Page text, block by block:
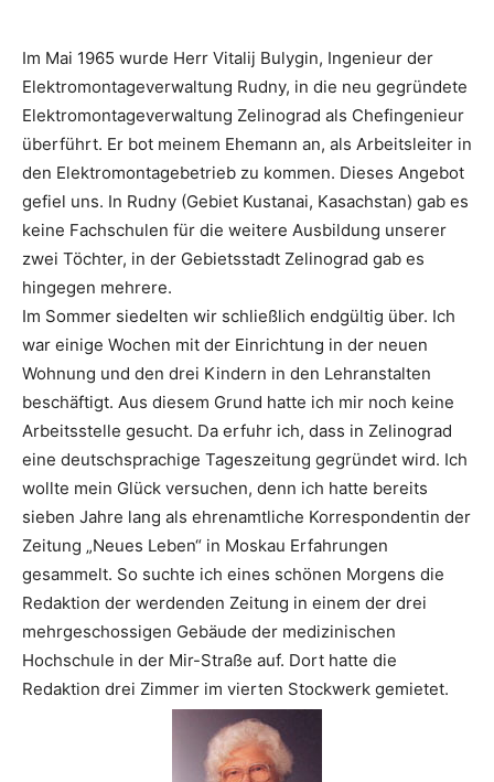
Im Mai 1965 wurde Herr Vitalij Bulygin, Ingenieur der
Elektromontageverwaltung Rudny, in die neu gegründete
Elektromontageverwaltung Zelinograd als Chefingenieur
überführt. Er bot meinem Ehemann an, als Arbeitsleiter in
den Elektromontagebetrieb zu kommen. Dieses Angebot
gefiel uns. In Rudny (Gebiet Kustanai, Kasachstan) gab es
keine Fachschulen für die weitere Ausbildung unserer
zwei Töchter, in der Gebietsstadt Zelinograd gab es
hingegen mehrere.
Im Sommer siedelten wir schließlich endgültig über. Ich
war einige Wochen mit der Einrichtung in der neuen
Wohnung und den drei Kindern in den Lehranstalten
beschäftigt. Aus diesem Grund hatte ich mir noch keine
Arbeitsstelle gesucht. Da erfuhr ich, dass in Zelinograd
eine deutschsprachige Tageszeitung gegründet wird. Ich
wollte mein Glück versuchen, denn ich hatte bereits
sieben Jahre lang als ehrenamtliche Korrespondentin der
Zeitung „Neues Leben“ in Moskau Erfahrungen
gesammelt. So suchte ich eines schönen Morgens die
Redaktion der werdenden Zeitung in einem der drei
mehrgeschossigen Gebäude der medizinischen
Hochschule in der Mir-Straße auf. Dort hatte die
Redaktion drei Zimmer im vierten Stockwerk gemietet.